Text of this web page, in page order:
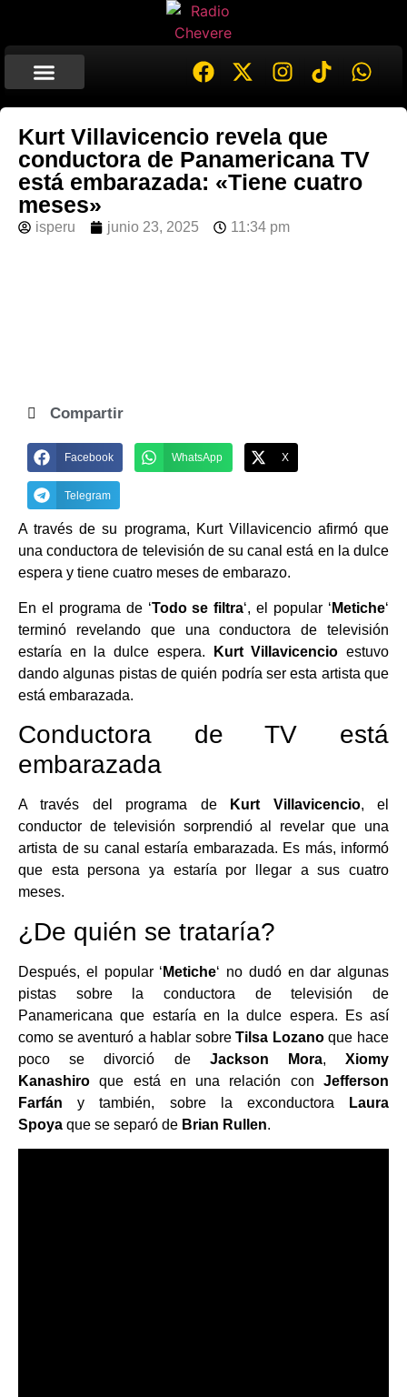
Kurt Villavicencio revela que
conductora de Panamericana TV
está embarazada: «Tiene cuatro
meses»
isperu junio 23, 2025 11:34 pm
Compartir
Facebook WhatsApp X
Telegram
A través de su programa, Kurt Villavicencio afirmó que
una conductora de televisión de su canal está en la dulce
espera y tiene cuatro meses de embarazo.
En el programa de ‘Todo se filtra‘, el popular ‘ Metiche‘
terminó revelando que una conductora de televisión
estaría en la dulce espera.
Kurt Villavicencio estuvo
dando algunas pistas de quién podría ser esta artista que
está embarazada.
Conductora de TV está
embarazada
A través del programa de Kurt Villavicencio, el
conductor de televisión sorprendió al revelar que una
artista de su canal estaría embarazada. Es más, informó
que esta persona ya estaría por llegar a sus cuatro
meses.
¿De quién se trataría?
Después, el popular ‘ Metiche‘ no dudó en dar algunas
pistas sobre la conductora de televisión de
Panamericana que estaría en la dulce espera. Es así
como se aventuró a hablar sobreTilsa Lozanoque hace
poco se divorció deJackson Mora,Xiomy
Kanashiro que está en una relación con Jefferson
Farfán y también, sobre la exconductora Laura
Spoya que se separó de Brian Rullen.